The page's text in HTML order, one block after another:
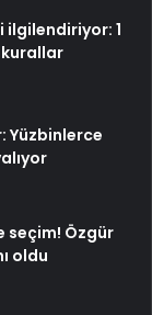
ilgilendiriyor: 1
Yüzbinlerce
seçim! Özgür
oldu